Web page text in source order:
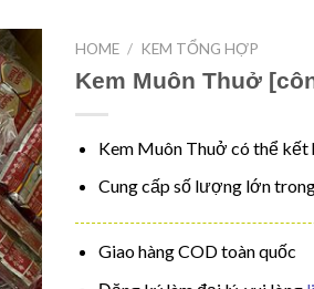
HOME / KEM TỔNG HỢP
Kem Muôn Thuở
Kem Muôn Thuở có thể kết
Cung cấp số lượng lớn
Giao hàng COD toàn quốc